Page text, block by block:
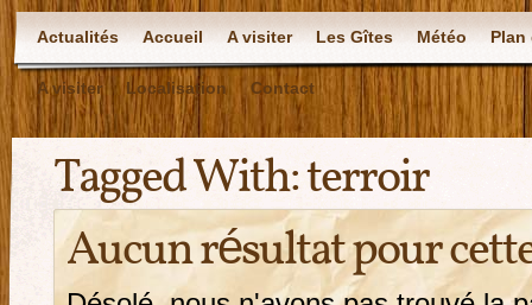
Actualités Accueil A visiter Les Gîtes Météo Plan
A visiter Localisation Contact
Tagged With:terroir
Aucun résultat pour